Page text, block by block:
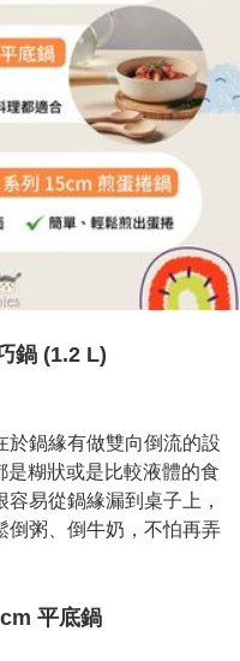
鍋 (1.2 L)
於鍋緣有做雙向倒流的設
糊狀或是比較液體的食
易從鍋緣漏到桌子上，
倒粥、倒牛奶，不怕再弄
平底鍋